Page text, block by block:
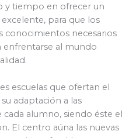
y tiempo en ofrecer un
para que los
conocimientos necesarios
enfrentarse al mundo
escuelas que ofertan el
adaptación a las
cada alumno, siendo éste el
El centro aúna las nuevas